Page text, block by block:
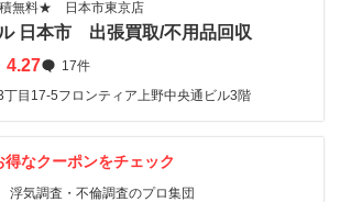
無料★ 日本市東京店
日本市 出張買取/不用品回収
4.27
17件
目17-5フロンティア上野中央通ビル3階
得なクーポンをチェック
気調査・不倫調査のプロ集団